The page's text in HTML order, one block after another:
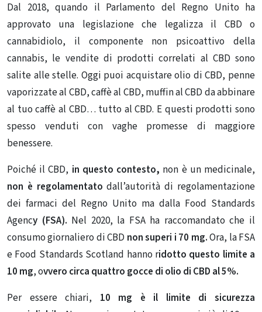
Dal 2018, quando il Parlamento del Regno Unito ha
approvato una legislazione che legalizza il CBD o
cannabidiolo, il componente non psicoattivo della
cannabis, le vendite di prodotti correlati al CBD sono
salite alle stelle. Oggi puoi acquistare olio di CBD, penne
vaporizzate al CBD, caffè al CBD, muffin al CBD da abbinare
al tuo caffè al CBD… tutto al CBD. E questi prodotti sono
spesso venduti con vaghe promesse di maggiore
benessere.
Poiché il CBD, in questo contesto, non è un medicinale,
non è regolamentato dall’autorità di regolamentazione
dei farmaci del Regno Unito ma dalla Food Standards
Agency (FSA). Nel 2020, la FSA ha raccomandato che il
consumo giornaliero di CBD non superi i 70 mg.Ora, la FSA
e Food Standards Scotland hanno ridotto questo limite a
10 mg, ovvero circa quattro gocce di olio di CBD al 5%.
Per essere chiari, 10 mg è il limite di sicurezza